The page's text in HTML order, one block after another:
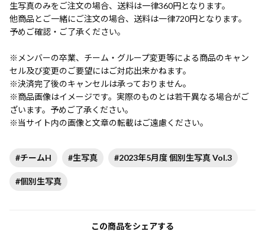
生写真のみをご注文の場合、送料は一律360円となります。
他商品とご一緒にご注文の場合、送料は一律720円となります。
予めご確認・ご了承ください。
※メンバーの卒業、チーム・グループ変更等による商品のキャン
セル及び変更のご要望にはご対応出来かねます。
※決済完了後のキャンセルは承っておりません。
※商品画像はイメージです。実際のものとは若干異なる場合がご
ざいます。予めご了承ください。
※当サイト内の画像と文章の転載はご遠慮ください。
#チームH #生写真 #2023年5月度 個別生写真 Vol.3
#個別生写真
この商品をシェアする